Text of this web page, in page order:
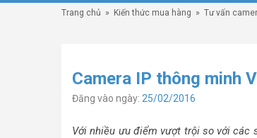
Trang chủ » Kiến thức mua hàng » Tư vấn
Camera IP thông minh
Đăng vào ngày: 25/02/2016
Với nhiều ưu điểm vượt trội so với các